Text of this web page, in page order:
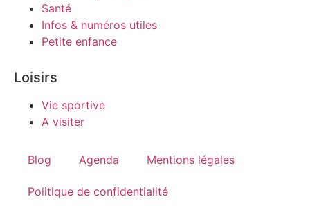
Santé
Infos & numéros utiles
Petite enfance
Loisirs
Vie sportive
A visiter
Blog Agenda Mentions légales
Politique de confidentialité